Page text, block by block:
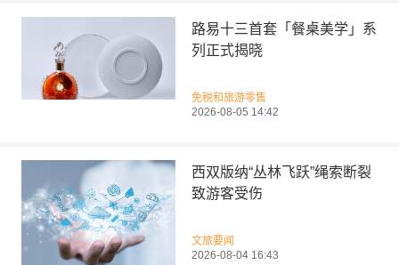
路易十三首套「餐桌美学」系
列正式揭晓
免税和旅游零售
2026-08-05 14:42
西双版纳“丛林飞跃”绳索断裂
致游客受伤
文旅要闻
2026-08-04 16:43